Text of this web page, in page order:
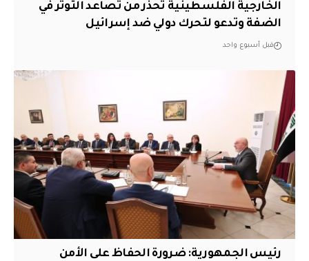
الخارجية الفلسطينية تحذر من تصاعد التوتر في
الضفة وتدعو لتحرك دولي ضد إسرائيل
قبل أسبوع واحد
رئيس الجمهورية: ضرورة الحفاظ على الأمن